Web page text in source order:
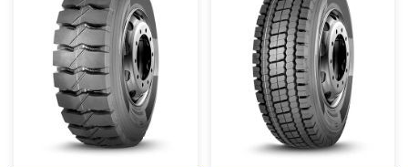
YT618+
大块状花纹设计，赋予轮
胎优异的耐磨、耐切割、
耐撕裂性能。 加深花纹设
计，提高轮胎使用寿命。
沟底防夹石子凸台设计，
保证良好的排石性能，并
查看更多
YT612
特有的胎面加深，加宽花
纹设计提供了强劲的驱动
和良好的制动性能。 优化
和加强的胎圈设计。 肩部
的花纹沟设计，保证了轮
胎的良好散热性。
查看更多